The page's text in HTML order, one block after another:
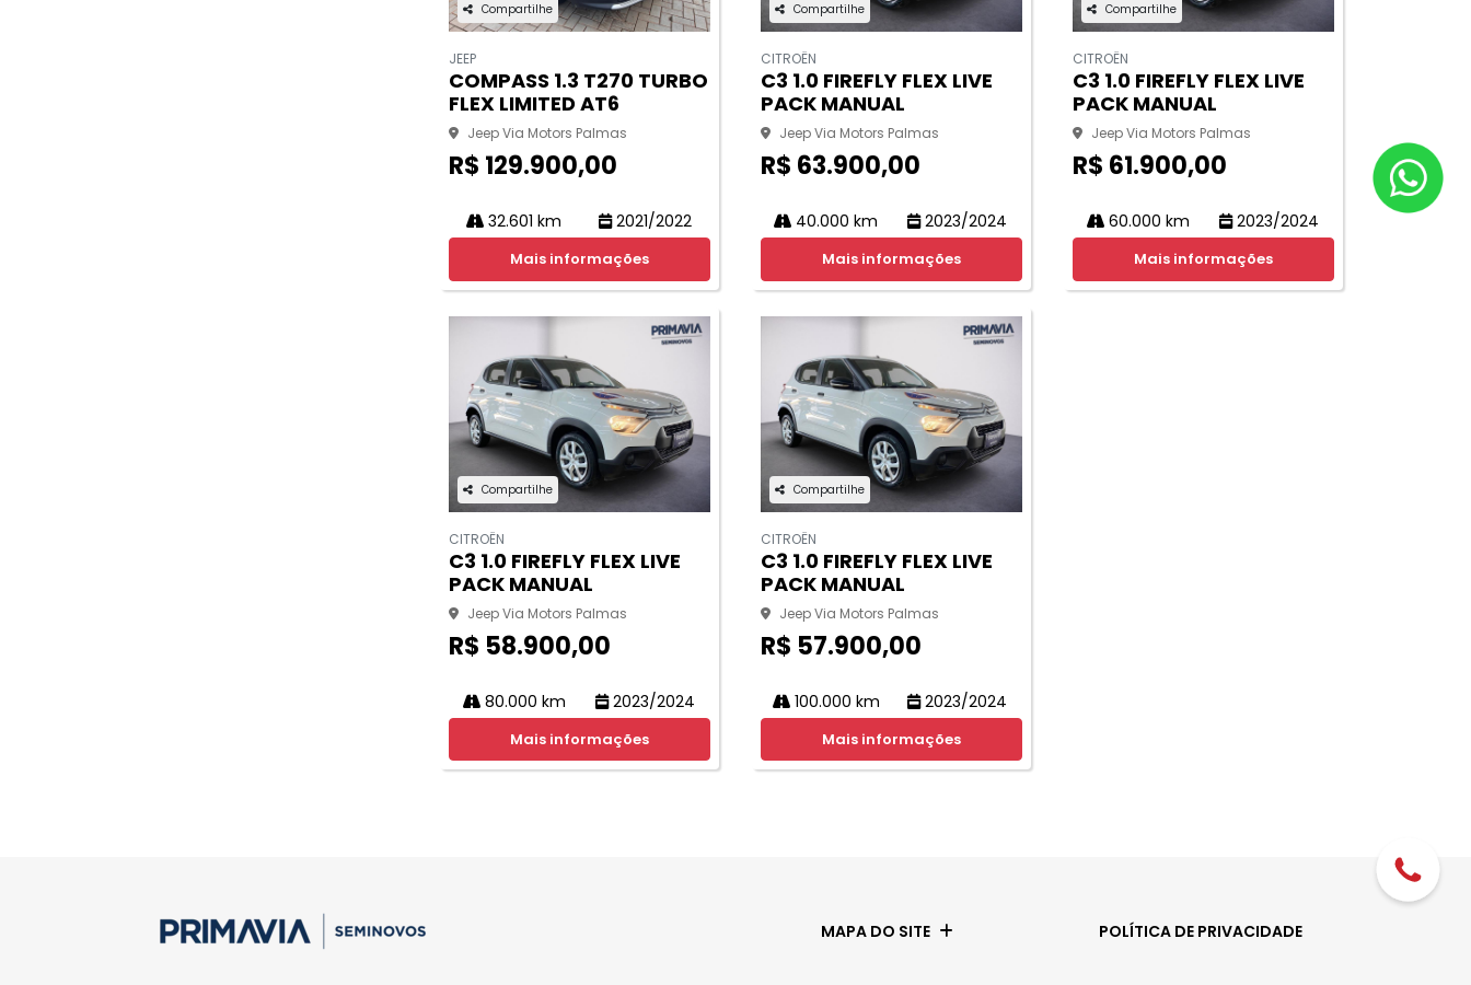
Compartilhe
JEEP
COMPASS 1.3 T270 TURBO
FLEX LIMITED AT6
Jeep Via Motors Palmas
R$ 129.900,00
32.601 km 2021/2022
Mais informações
Compartilhe
CITROËN
C3 1.0 FIREFLY FLEX LIVE
PACK MANUAL
Jeep Via Motors Palmas
R$ 63.900,00
40.000 km 2023/2024
Mais informações
Compartilhe
CITROËN
C3 1.0 FIREFLY FLEX LIVE
PACK MANUAL
Jeep Via Motors Palmas
R$ 61.900,00
60.000 km 2023/2024
Mais informações
Compartilhe
CITROËN
C3 1.0 FIREFLY FLEX LIVE
PACK MANUAL
Jeep Via Motors Palmas
R$ 58.900,00
80.000 km 2023/2024
Mais informações
Compartilhe
CITROËN
C3 1.0 FIREFLY FLEX LIVE
PACK MANUAL
Jeep Via Motors Palmas
R$ 57.900,00
100.000 km 2023/2024
Mais informações
MAPA DO SITE POLÍTICA DE PRIVACIDADE